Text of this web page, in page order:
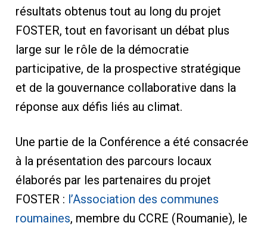
résultats obtenus tout au long du projet
FOSTER, tout en favorisant un débat plus
large sur le rôle de la démocratie
participative, de la prospective stratégique
et de la gouvernance collaborative dans la
réponse aux défis liés au climat.
Une partie de la Conférence a été consacrée
à la présentation des parcours locaux
élaborés par les partenaires du projet
FOSTER : l’Association des communes
roumaines, membre du CCRE (Roumanie), le